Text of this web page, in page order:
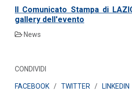
Il Comunicato Stampa di
gallery dell'evento
News
CONDIVIDI
FACEBOOK / TWITTER / LINKEDIN